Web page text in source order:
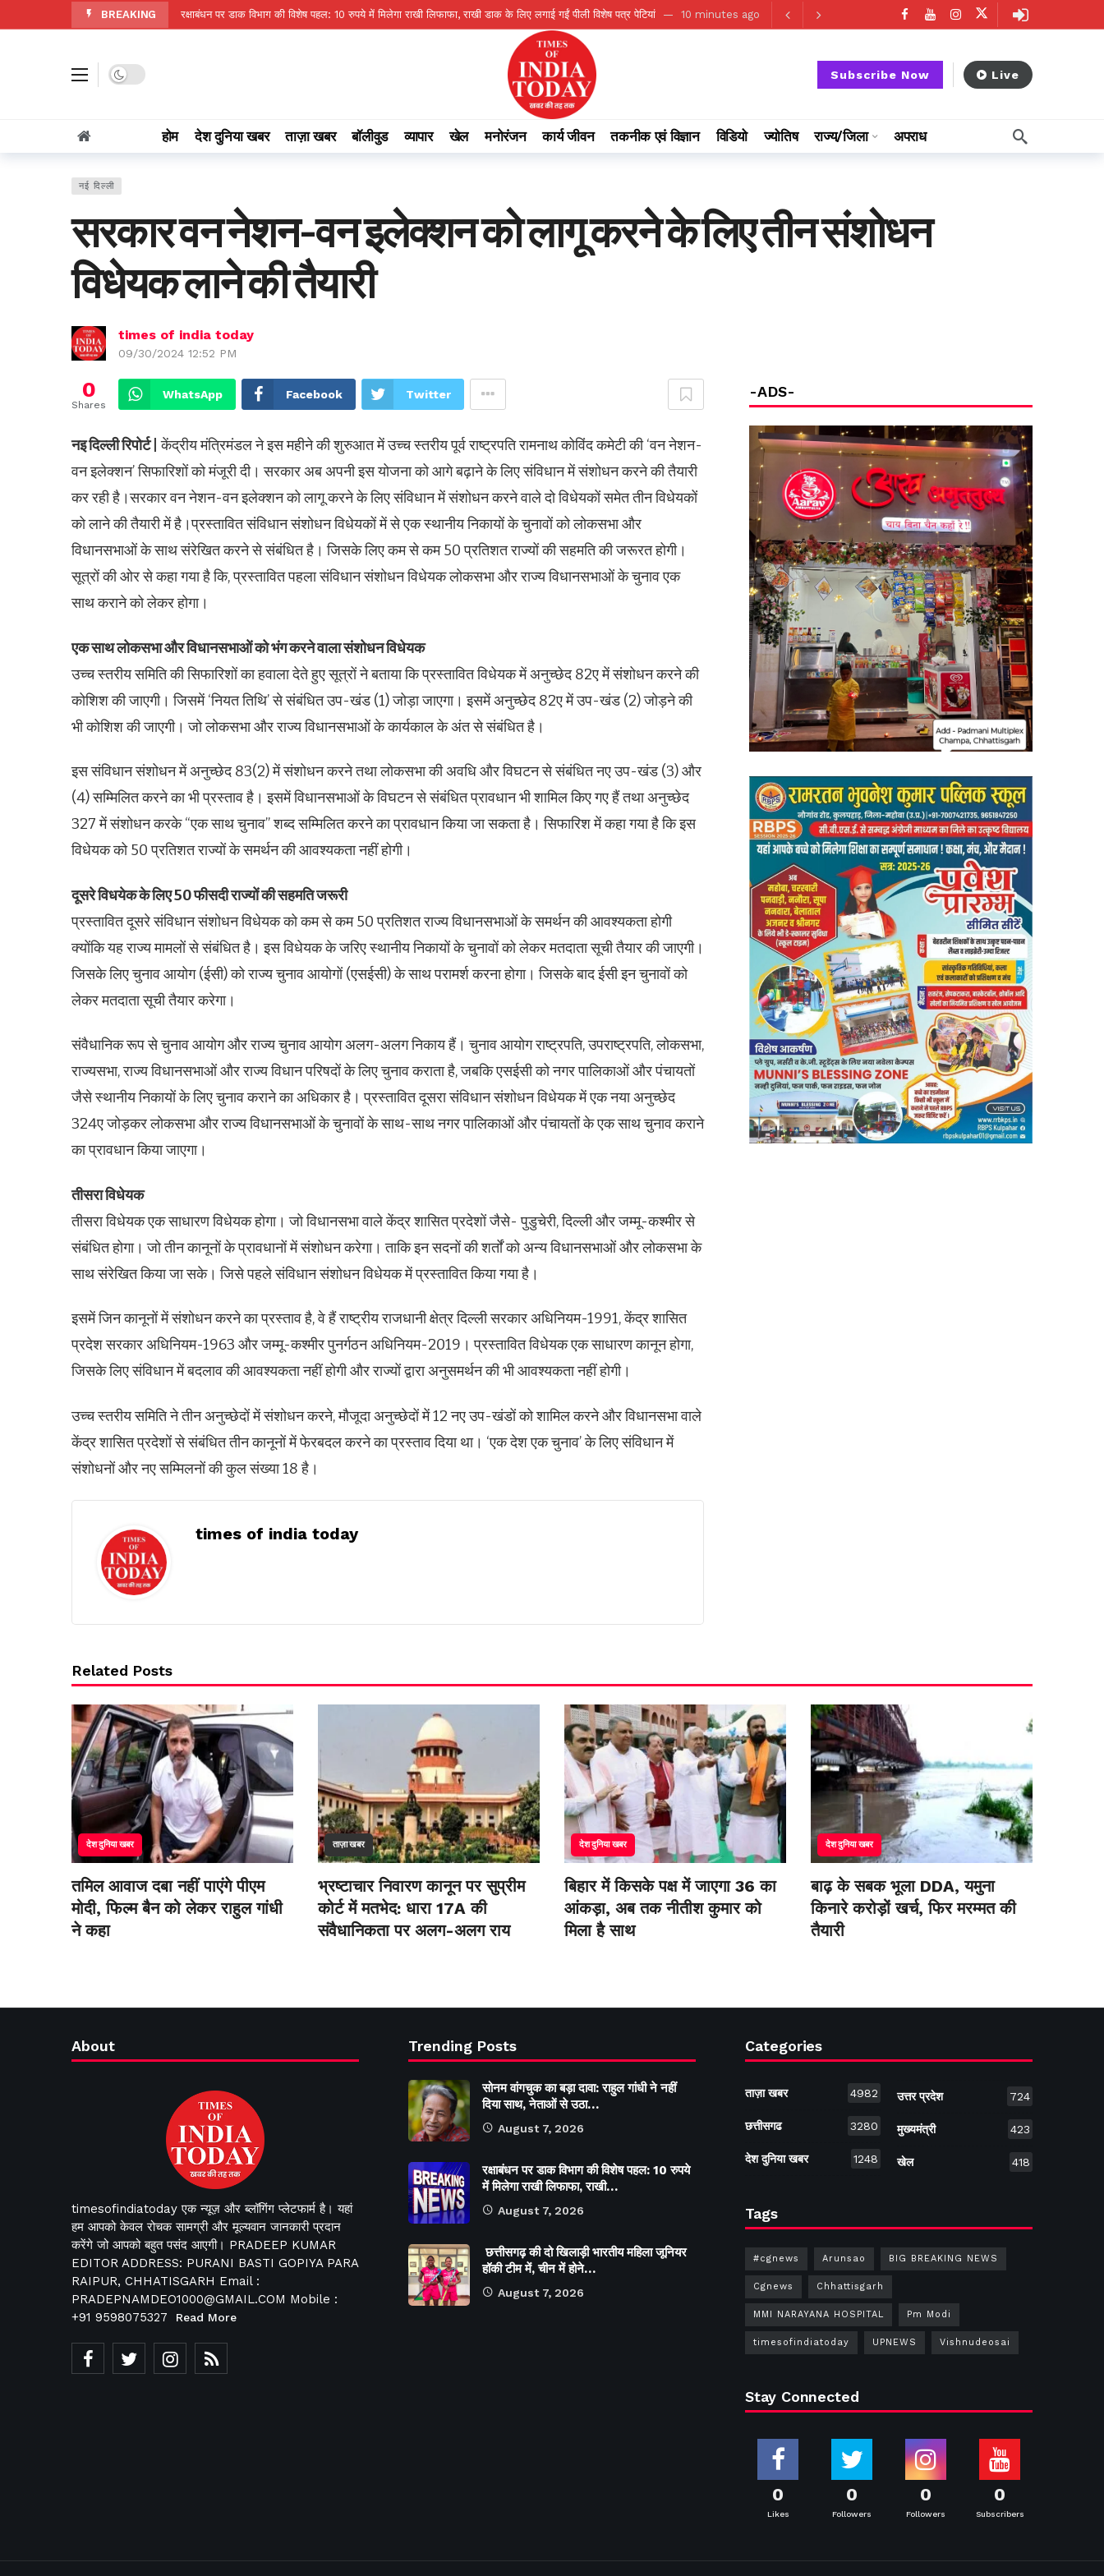
BREAKING रक्षाबंधन पर डाक विभाग की विशेष पहल: 10 रुपये में मिलेगा राखी लिफाफा, राखी डाक के लिए लगाई गईं पीली विशेष पत्र पेटियां 10 minutes ago
छत्तीसगढ़ की दो खिलाड़ी भारतीय महिला जूनियर हॉकी टीम में, चीन में होने वाले एशिया कप में दिखाएंगी दम
22 minutes ago
26 minutes ago
सेवा सेतु पोर्टल: पारदर्शी, तेज और आसान हुई सरकारी सेवाओं की व्यवस्था 17 hours ago
मंत्री लक्ष्मी राजवाड़े की संवेदनशील पहल 18 hours ago
सोनम वांगचुक का बड़ा दावा: राहुल गांधी ने नहीं दिया साथ, नेताओं से उठा भरोसा 3 minutes ago
Dark mode Subscribe Now Live
होम देश दुनिया खबर ताज़ा खबर बॉलीवुड व्यापार खेल मनोरंजन कार्य जीवन तकनीक एवं विज्ञान विडियो ज्योतिष राज्य/जिला अपराध
नई दिल्ली
सरकार वन नेशन-वन इलेक्शन को लागू करने के लिए तीन संशोधन
विधेयक लाने की तैयारी
times of india today
09/30/2024 12:52 PM
0
Shares
WhatsApp Facebook Twitter
नइ दिल्ली रिपोर्ट | केंद्रीय मंत्रिमंडल ने इस महीने की शुरुआत में उच्च स्तरीय पूर्व राष्ट्रपति रामनाथ कोविंद कमेटी की ‘वन नेशन-
वन इलेक्शन’ सिफारिशों को मंजूरी दी। सरकार अब अपनी इस योजना को आगे बढ़ाने के लिए संविधान में संशोधन करने की तैयारी
कर रही है।सरकार वन नेशन-वन इलेक्शन को लागू करने के लिए संविधान में संशोधन करने वाले दो विधेयकों समेत तीन विधेयकों
को लाने की तैयारी में है।प्रस्तावित संविधान संशोधन विधेयकों में से एक स्थानीय निकायों के चुनावों को लोकसभा और
विधानसभाओं के साथ संरेखित करने से संबंधित है। जिसके लिए कम से कम 50 प्रतिशत राज्यों की सहमति की जरूरत होगी।
सूत्रों की ओर से कहा गया है कि, प्रस्तावित पहला संविधान संशोधन विधेयक लोकसभा और राज्य विधानसभाओं के चुनाव एक
साथ कराने को लेकर होगा।
एक साथ लोकसभा और विधानसभाओं को भंग करने वाला संशोधन विधेयक
उच्च स्तरीय समिति की सिफारिशों का हवाला देते हुए सूत्रों ने बताया कि प्रस्तावित विधेयक में अनुच्छेद 82ए में संशोधन करने की
कोशिश की जाएगी। जिसमें ‘नियत तिथि’ से संबंधित उप-खंड (1) जोड़ा जाएगा। इसमें अनुच्छेद 82ए में उप-खंड (2) जोड़ने की
भी कोशिश की जाएगी। जो लोकसभा और राज्य विधानसभाओं के कार्यकाल के अंत से संबंधित है।
इस संविधान संशोधन में अनुच्छेद 83(2) में संशोधन करने तथा लोकसभा की अवधि और विघटन से संबंधित नए उप-खंड (3) और
(4) सम्मिलित करने का भी प्रस्ताव है। इसमें विधानसभाओं के विघटन से संबंधित प्रावधान भी शामिल किए गए हैं तथा अनुच्छेद
327 में संशोधन करके “एक साथ चुनाव” शब्द सम्मिलित करने का प्रावधान किया जा सकता है। सिफारिश में कहा गया है कि इस
विधेयक को 50 प्रतिशत राज्यों के समर्थन की आवश्यकता नहीं होगी।
दूसरे विधयेक के लिए 50 फीसदी राज्यों की सहमति जरूरी
प्रस्तावित दूसरे संविधान संशोधन विधेयक को कम से कम 50 प्रतिशत राज्य विधानसभाओं के समर्थन की आवश्यकता होगी
क्योंकि यह राज्य मामलों से संबंधित है। इस विधेयक के जरिए स्थानीय निकायों के चुनावों को लेकर मतदाता सूची तैयार की जाएगी।
जिसके लिए चुनाव आयोग (ईसी) को राज्य चुनाव आयोगों (एसईसी) के साथ परामर्श करना होगा। जिसके बाद ईसी इन चुनावों को
लेकर मतदाता सूची तैयार करेगा।
संवैधानिक रूप से चुनाव आयोग और राज्य चुनाव आयोग अलग-अलग निकाय हैं। चुनाव आयोग राष्ट्रपति, उपराष्ट्रपति, लोकसभा,
राज्यसभा, राज्य विधानसभाओं और राज्य विधान परिषदों के लिए चुनाव कराता है, जबकि एसईसी को नगर पालिकाओं और पंचायतों
जैसे स्थानीय निकायों के लिए चुनाव कराने का अधिकार है। प्रस्तावित दूसरा संविधान संशोधन विधेयक में एक नया अनुच्छेद
324ए जोड़कर लोकसभा और राज्य विधानसभाओं के चुनावों के साथ-साथ नगर पालिकाओं और पंचायतों के एक साथ चुनाव कराने
का प्रावधान किया जाएगा।
तीसरा विधेयक
तीसरा विधेयक एक साधारण विधेयक होगा। जो विधानसभा वाले केंद्र शासित प्रदेशों जैसे- पुडुचेरी, दिल्ली और जम्मू-कश्मीर से
संबंधित होगा। जो तीन कानूनों के प्रावधानों में संशोधन करेगा। ताकि इन सदनों की शर्तों को अन्य विधानसभाओं और लोकसभा के
साथ संरेखित किया जा सके। जिसे पहले संविधान संशोधन विधेयक में प्रस्तावित किया गया है।
इसमें जिन कानूनों में संशोधन करने का प्रस्ताव है, वे हैं राष्ट्रीय राजधानी क्षेत्र दिल्ली सरकार अधिनियम-1991, केंद्र शासित
प्रदेश सरकार अधिनियम-1963 और जम्मू-कश्मीर पुनर्गठन अधिनियम-2019। प्रस्तावित विधेयक एक साधारण कानून होगा,
जिसके लिए संविधान में बदलाव की आवश्यकता नहीं होगी और राज्यों द्वारा अनुसमर्थन की भी आवश्यकता नहीं होगी।
उच्च स्तरीय समिति ने तीन अनुच्छेदों में संशोधन करने, मौजूदा अनुच्छेदों में 12 नए उप-खंडों को शामिल करने और विधानसभा वाले
केंद्र शासित प्रदेशों से संबंधित तीन कानूनों में फेरबदल करने का प्रस्ताव दिया था। ‘एक देश एक चुनाव’ के लिए संविधान में
संशोधनों और नए सम्मिलनों की कुल संख्या 18 है।
times of india today
-ADS-
Related Posts
देश दुनिया खबर
तमिल आवाज दबा नहीं पाएंगे पीएम
मोदी, फिल्म बैन को लेकर राहुल गांधी
ने कहा
ताज़ा खबर
भ्रष्टाचार निवारण कानून पर सुप्रीम
कोर्ट में मतभेद: धारा 17A की
संवैधानिकता पर अलग-अलग राय
देश दुनिया खबर
बिहार में किसके पक्ष में जाएगा 36 का
आंकड़ा, अब तक नीतीश कुमार को
मिला है साथ
देश दुनिया खबर
बाढ़ के सबक भूला DDA, यमुना
किनारे करोड़ों खर्च, फिर मरम्मत की
तैयारी
About
timesofindiatoday एक न्यूज़ और ब्लॉगिंग प्लेटफार्म है। यहां
हम आपको केवल रोचक सामग्री और मूल्यवान जानकारी प्रदान
करेंगे जो आपको बहुत पसंद आएगी। PRADEEP KUMAR
EDITOR ADDRESS: PURANI BASTI GOPIYA PARA
RAIPUR, CHHATISGARH Email :
PRADEPNAMDEO1000@GMAIL.COM Mobile :
+91 9598075327
Read More
Trending Posts
सोनम वांगचुक का बड़ा दावा: राहुल गांधी ने नहीं
दिया साथ, नेताओं से उठा…
August 7, 2026
रक्षाबंधन पर डाक विभाग की विशेष पहल: 10 रुपये
में मिलेगा राखी लिफाफा, राखी…
August 7, 2026
छत्तीसगढ़ की दो खिलाड़ी भारतीय महिला जूनियर
हॉकी टीम में, चीन में होने…
August 7, 2026
Categories
ताज़ा खबर 4982
छत्तीसगढ 3280
देश दुनिया खबर 1248
उत्तर प्रदेश 724
मुख्यमंत्री 423
खेल 418
Tags
#cgnews Arunsao BIG BREAKING NEWS
Cgnews Chhattisgarh
MMI NARAYANA HOSPITAL Pm Modi
timesofindiatoday UPNEWS Vishnudeosai
Stay Connected
0
Likes
0
Followers
0
Followers
0
Subscribers